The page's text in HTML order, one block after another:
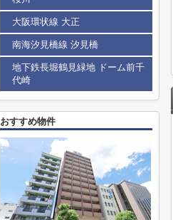
大阪環状線 大正
南海汐見橋線 汐見橋
地下鉄長堀鶴見緑地 ドーム前千
代崎
おすすめ物件